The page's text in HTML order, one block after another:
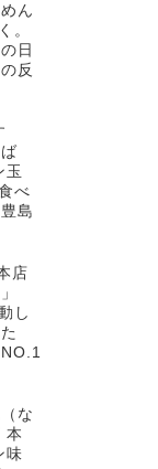
ん
。
日
反
玉
べ
島
店
し
な
本
味